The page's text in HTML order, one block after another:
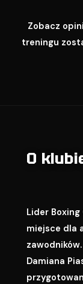
Zobacz
treningu
O
Lider
miejsce dla
Damiana